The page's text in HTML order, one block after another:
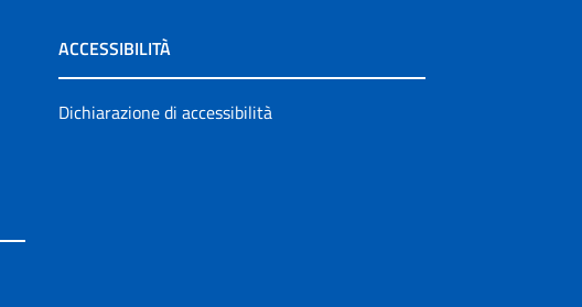
ACCESSIBILITÀ
Dichiarazione di accessibilità